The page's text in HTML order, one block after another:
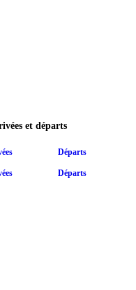
et départs
Départs
Départs